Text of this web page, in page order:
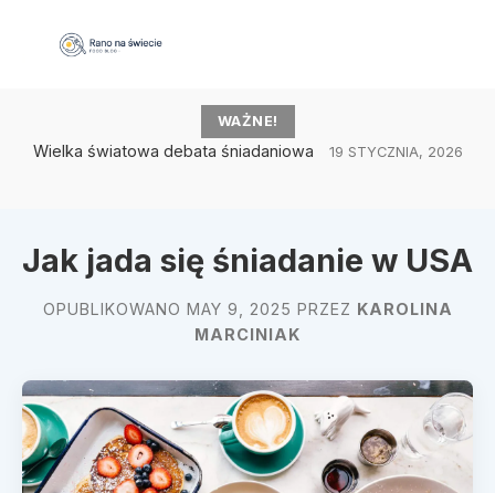
WAŻNE!
Wielka światowa debata śniadaniowa 19 STYCZNIA, 2026
Jak jada się śniadanie w USA
OPUBLIKOWANO MAY 9, 2025 PRZEZ KAROLINA
MARCINIAK